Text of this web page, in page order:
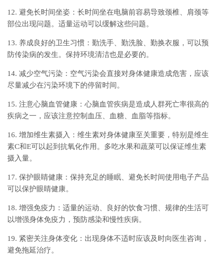
12. 避免长时间坐姿：长时间坐在电脑前容易导致颈椎、肩颈等
部位出现问题。适量运动可以缓解这些问题。
13. 养成良好的卫生习惯：勤洗手、勤洗脸、勤换衣服，可以预
防传染病的发生。保持环境清洁也是必要的。
14. 减少空气污染：空气污染会直接对身体健康造成危害，应该
尽量减少在污染环境下的停留时间。
15. 注意心脑血管健康：心脑血管疾病是造成人群死亡率很高的
疾病之一，应该注意控制血压、血糖、血脂等指标。
16. 增加维生素摄入：维生素对身体健康至关重要，特别是维生
素C和E可以起到抗氧化作用。多吃水果和蔬菜可以保证维生素
摄入量。
17. 保护眼睛健康：保持充足的睡眠、避免长时间使用电子产品
可以保护眼睛健康。
18. 增强免疫力：适量的运动、良好的饮食习惯、规律的生活可
以增强身体免疫力，预防感染和慢性疾病。
19. 紧密关注身体变化：出现身体不适时应该及时向医生咨询，
避免拖延治疗。